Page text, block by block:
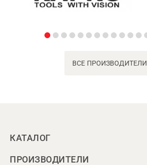
ВСЕ ПРОИЗВОДИТЕЛИ
КАТАЛОГ
ПРОИЗВОДИТЕЛИ